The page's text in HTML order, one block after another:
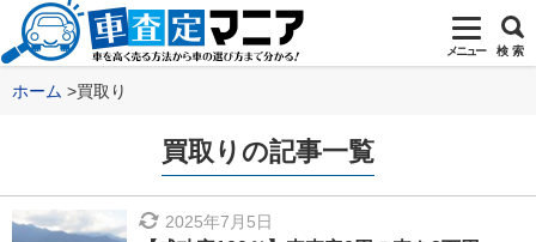
メニュー 検 索
ホーム 買取り
買取りの記事一覧
2025年7月5日